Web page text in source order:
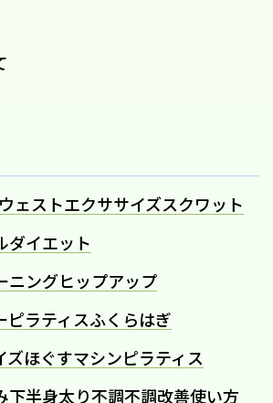
ウェストエクササイズスクワット
ダイエット
ニングヒップアップ
ピラティスふくらはぎ
ズほぐすマシンピラティス
下半身太り不調不調改善使い方